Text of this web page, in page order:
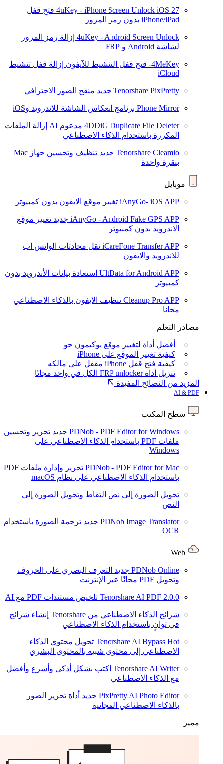
4uKey - iPhone Screen Unlock iOS 27
فتح قفل
iPhone/iPad بدون رمز المرور
4uKey - Android Screen Unlock إزالة رمز المرور
لشاشة Android و FRP
4MeKey- فتح قفل التنشيط للآيفون
إزالة قفل تنشيط
iCloud
Tenorshare PixPretty جديد منقح الصور الاحترافي
Phone Mirror برنامج انعكاس الشاشة للاندرويد وiOS
4DDiG Duplicate File Deleter مدعوم AI
إزالة الملفات
المكررة باستخدام الذكاء الاصطناعي
Tenorshare Cleamio جديد
تنظيف وتحسين جهاز Mac
بنقرة واحدة
موبايل
iAnyGo- iOS APP تغيير موقع الايفون بدون كمبيوتر
iAnyGo - Android Fake GPS APP جديد تغيير موقع
الاندرويد بدون كمبيوتر
iCareFone Transfer APP نقل محادثات الواتس اب
للاندرويد والايفون
UltData for Android APP استعادة بيانات الأندرويد بدون
كمبيوتر
Cleanup Pro APP تنظيف الايفون بالذكاء الاصطناعي
مجانا
مصادر التعلم
أفضل أداة لتغيير موقع بوكيمون جو
كيفية تغيير الموقع على iPhone
كيفية فتح قفل iPhone مقفل على مالكه
تنزيل أداة FRP unlocker الكل في واحد مجانًا
المزيد من النصائح المفيدة
AI & PDF
سطح المكتب
PDNob - PDF Editor for Windows جديد تحرير وتحسين
ملفات PDF باستخدام الذكاء الاصطناعي على
Windows
PDNob - PDF Editor for Mac
تحرير وإدارة ملفات PDF
باستخدام الذكاء الاصطناعي على نظام macOS
تحويل الصورة إلى نص التقاط وتحويل الصورة إلى
النص
PDNob Image Translator جديد ترجمة الصورة باستخدام
OCR
PDNob Online جديد التعرف البصري على الحروف
وتحويل PDF مجانًا عبر الإنترنت
Tenorshare AI PDF 2.0.0 تلخيص مستندات PDF مع AI
شرائح الذكاء الاصطناعي من Tenorshare
إنشاء شرائح
في ثوانٍ باستخدام الذكاء الاصطناعي
Tenorshare AI Bypass Hot
تحويل محتوى الذكاء
الاصطناعي إلى محتوى شبيه بالمحتوى البشري
Tenorshare AI Writer اكتب بشكل أذكى وأسرع وأفضل
مع الذكاء الاصطناعي
PixPretty AI Photo Editor جديد أداة تحرير الصور
بالذكاء الاصطناعي المجانية
مميز